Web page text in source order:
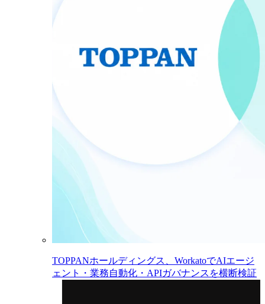
TOPPANホールディングス、WorkatoでAIエージ
ェント・業務自動化・APIガバナンスを横断検証